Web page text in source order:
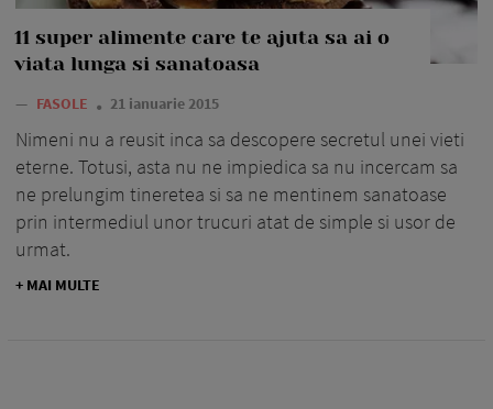
11 super alimente care te ajuta sa ai o
viata lunga si sanatoasa
— FASOLE 21 ianuarie 2015
Nimeni nu a reusit inca sa descopere secretul unei vieti
eterne. Totusi, asta nu ne impiedica sa nu incercam sa
ne prelungim tineretea si sa ne mentinem sanatoase
prin intermediul unor trucuri atat de simple si usor de
urmat.
+ MAI MULTE